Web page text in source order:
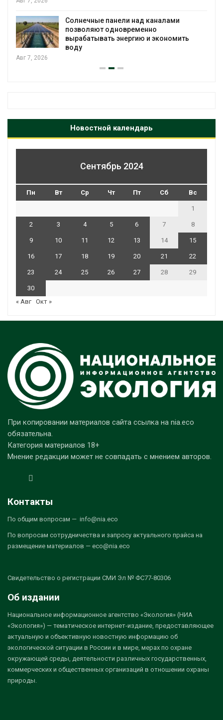
воду из воздуха с помощью ветра
Авг 6, 2026
Новостной календарь
Сентябрь 2024
Пн Вт Ср Чт Пт Сб Вс
1
2 3 4 5 6 7 8
9 10 11 12 13 14 15
16 17 18 19 20 21 22
23 24 25 26 27 28 29
30
« Авг Окт »
При копировании материалов сайта ссылка на nia.eco
обязательна.
Категория материалов 18+
Мнение редакции может не совпадать с мнением авторов.
Контакты
По общим вопросам — info@nia.eco
По вопросам сотрудничества и запросу актуального прайса на
размещение материалов — eco@nia.eco
Свидетельство о регистрации СМИ Эл № ФС77-80306
Об издании
Национальное информационное агентство «Экология» (НИА
«Экология») — тематическое интернет-издание, предоставляющее
актуальную и объективную новостную информацию об
экологической ситуации в России и в мире, мерах по охране
окружающей среды, деятельности различных государственных,
коммерческих и общественных организаций в отношении охраны
природы.